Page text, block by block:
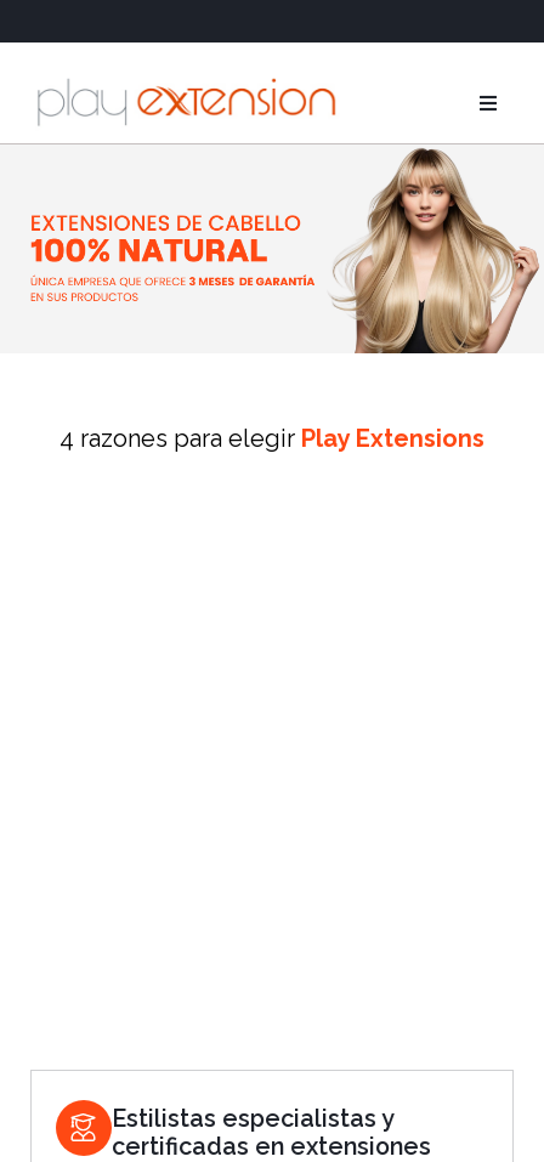
Extensiones
Coletas y
GHD
4 razones para elegir Play Extensions
Estilistas especialistas y
certificadas en extensiones